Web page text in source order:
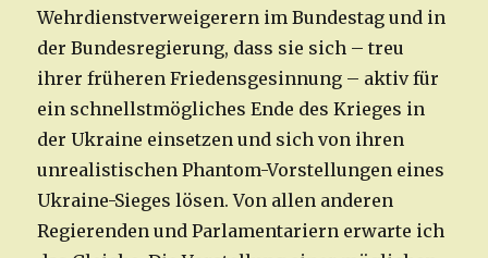
Wehrdienstverweigerern im Bundestag und in
der Bundesregierung, dass sie sich – treu
ihrer früheren Friedensgesinnung – aktiv für
ein schnellstmögliches Ende des Krieges in
der Ukraine einsetzen und sich von ihren
unrealistischen Phantom-Vorstellungen eines
Ukraine-Sieges lösen. Von allen anderen
Regierenden und Parlamentariern erwarte ich